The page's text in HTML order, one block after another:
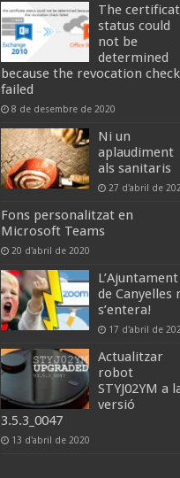
The
status could
not be
determined
because the revocation check
failed
8 de desembre de 2020
Ni un
aplaudiment
als sanitaris
27 d'abril de
Fons personalitzat en
Microsoft Teams
20 d'abril de 2020
L’Ajuntament
de Canyelles
s’entera!
17 d'abril de
Actualitzar
robot
STYJ02YM a
versió
3.5.3_0047
13 d'abril de 2020